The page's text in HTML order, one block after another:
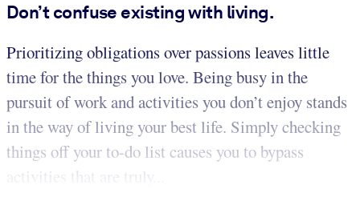
Don’t confuse existing with living.
Prioritizing obligations over passions leaves little
time for the things you love. Being busy in the
pursuit of work and activities you don’t enjoy stands
in the way of living your best life. Simply checking
things off your to-do list causes you to bypass
activities that are truly...